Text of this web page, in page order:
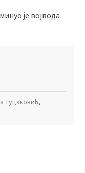
је војвода
Туцаковић,